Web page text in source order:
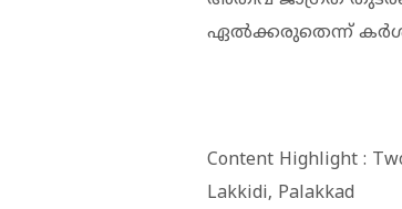
ഏല്‍ക്കരുതെന്ന്
Content Highlight :
Lakkidi, Palakkad